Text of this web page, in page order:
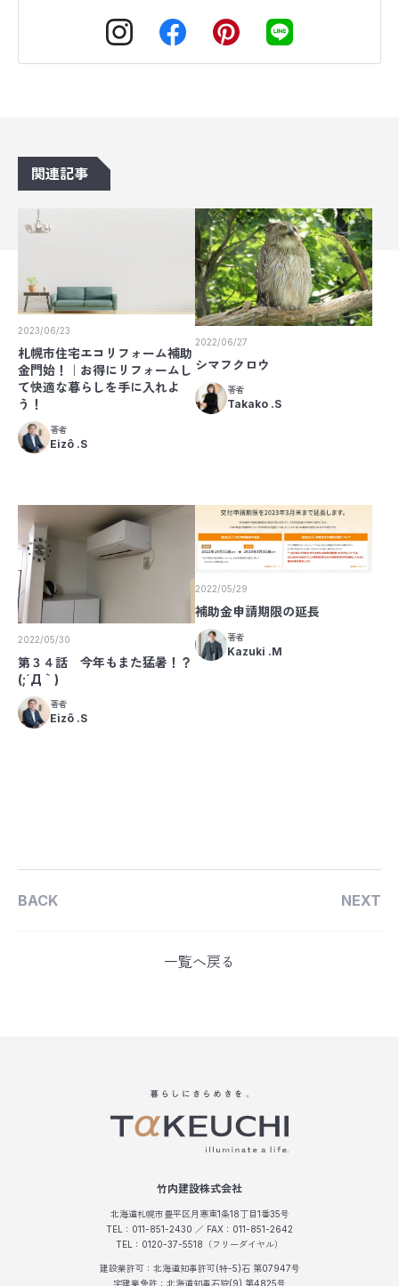
関連記事
2023/06/23
札幌市住宅エコリフォーム補助
金門始！｜お得にリフォームし
て快適な暮らしを手に入れよ
う！
著者
Eizô .S
2022/06/27
シマフクロウ
著者
Takako .S
2022/05/30
第３４話 今年もまた猛暑！？
(;´Д｀)
著者
Eizô .S
2022/05/29
補助金申請期限の延長
著者
Kazuki .M
BACK
一覧へ戻る
NEXT
竹内建設株式会社
北海道札幌市豊平区月寒東1条18丁目1番35号
TEL：011-851-2430 ／ FAX：011-851-2642
TEL：0120-37-5518（フリーダイヤル）
建設業許可：北海道知事許可(特-5)石 第07947号
宅建業免許：北海道知事石狩(9) 第4825号